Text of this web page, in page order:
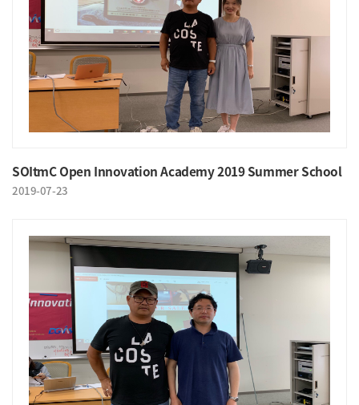
SOItmC Open Innovation Academy 2019 Summer School
2019-07-23